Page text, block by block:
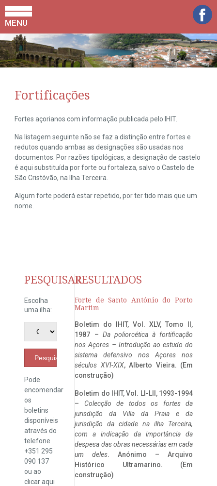
MENU
Fortificações
Fortes açorianos com informação publicada pelo IHIT.
Na listagem seguinte não se faz a distinção entre fortes e
redutos quando ambas as designações são usadas nos
documentos. Por razões tipológicas, a designação de castelo
é aqui substituída por forte ou fortaleza, salvo o Castelo de
São Cristóvão, na Ilha Terceira.
Algum forte poderá estar repetido, por ter tido mais que um
nome.
PESQUISAR
Escolha
uma ilha:
Pesquisar
Pode
encomendar
os
boletins
disponíveis
através do
telefone
+351 295
090 137
ou ao
clicaraqui
RESULTADOS
Forte de Santo António do Porto
Martim
Boletim do IHIT, Vol. XLV, Tomo II,
1987 – Da poliorcética à fortificação
nos Açores – Introdução ao estudo do
sistema defensivo nos Açores nos
séculos XVI-XIX, Alberto Vieira. (Em
construção)
Boletim do IHIT, Vol. LI-LII, 1993-1994
– Colecção de todos os fortes da
jurisdição da Villa da Praia e da
jurisdição da cidade na ilha Terceira,
com a indicação da importância da
despesa das obras necessárias em cada
um deles. Anónimo – Arquivo
Histórico Ultramarino. (Em
construção)